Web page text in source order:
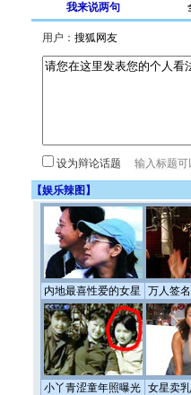
我来说两句
用户：
设为辩论话题
【娱乐辣图 】
内地最喜性爱的女星 万人签
小丫青涩童年照曝光 女星卖